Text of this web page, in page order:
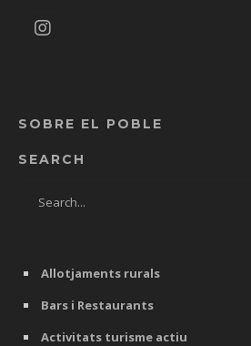
SOBRE EL POBLE
SEARCH
Allotjaments rurals
Bars i Restaurants
Activitats turisme actiu